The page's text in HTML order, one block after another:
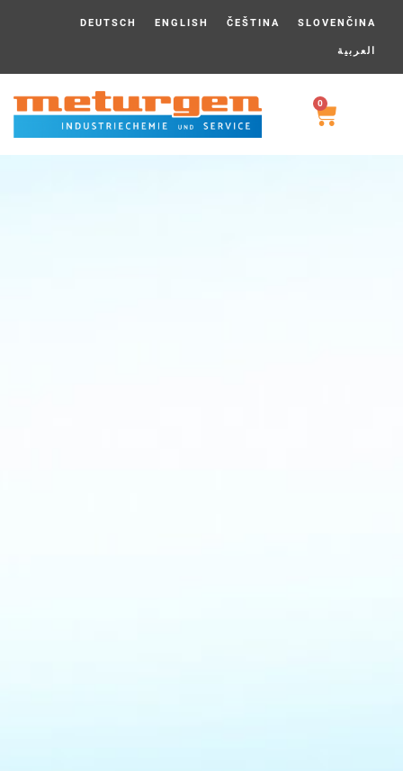
DEUTSCH ENGLISH ČEŠTINA SLOVENČINA
العربية
0